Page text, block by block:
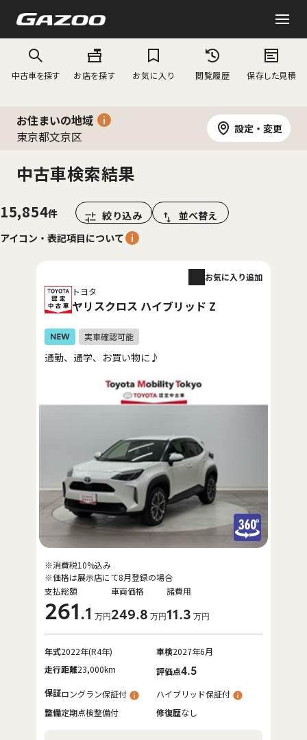
中古車を探す お店を探す お気に入り 閲覧履歴 保存した見積
お住まいの地域
東京都文京区
設定・変更
中古車検索結果
15,854 絞り込み
並べ替え
アイコン・表記項目について
トヨタ
ヤリスクロス ハイブリッド Z
お気に入り追加
通勤、通学、お買い物に♪
支払総額
261.1 万円
車両価格
249.8 万円
諸費用
11.3 万円
※消費税10%込み
※価格は展示店にて8月登録の場合
年式2022年(R4年) 車検2027年6月
走行距離23,000km 評価点4.5
保証ロングラン保証付
ハイブリッド保証付
整備定期点検整備付 修復歴なし